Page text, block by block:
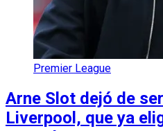
Premier League
Arne Slot dejó de
Liverpool, que ya